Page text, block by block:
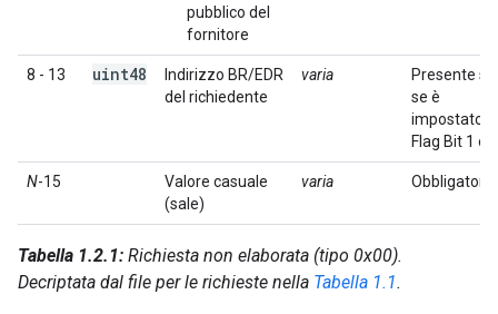
pubblico del
fornitore
8 - 13 uint48
Indirizzo BR/EDR
del richiedente
varia
Presente
se è
impostato il
Flag Bit 1 o 3
N-15
Valore casuale
(sale)
varia Obbligatorio
Tabella 1.2.1: Richiesta non elaborata (tipo 0x00).
Decriptata dal file per le richieste nella Tabella 1.1.